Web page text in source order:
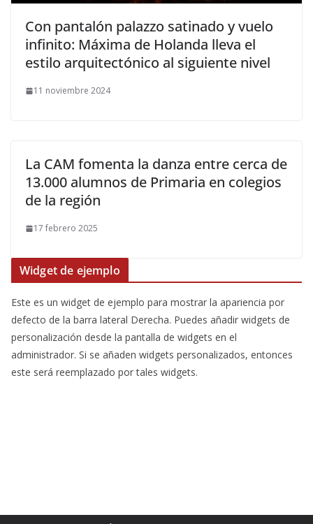
​Con pantalón palazzo satinado y vuelo
infinito: Máxima de Holanda lleva el
estilo arquitectónico al siguiente nivel
11 noviembre 2024
La CAM fomenta la danza entre cerca de
13.000 alumnos de Primaria en colegios
de la región
17 febrero 2025
Widget de ejemplo
Este es un widget de ejemplo para mostrar la apariencia por
defecto de la barra lateral Derecha. Puedes añadir widgets de
personalización desde la pantalla de widgets en el
administrador. Si se añaden widgets personalizados, entonces
este será reemplazado por tales widgets.